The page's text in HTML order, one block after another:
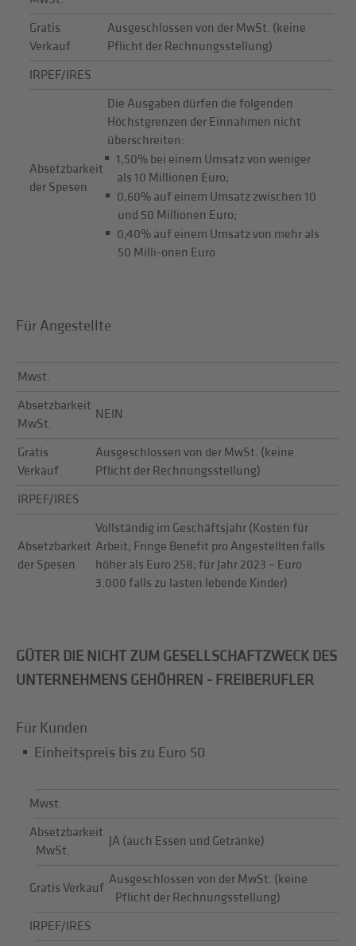
Gratis
Verkauf
Ausgeschlossen von der MwSt. (keine
Pflicht der Rechnungsstellung)
IRPEF/IRES
Absetzbarkeit
der Spesen
Die Ausgaben dürfen die folgenden
Höchstgrenzen der Einnahmen nicht
überschreiten:
1,50% bei einem Umsatz von weniger
als 10 Millionen Euro;
0,60% auf einem Umsatz zwischen 10
und 50 Millionen Euro;
0,40% auf einem Umsatz von mehr als
50 Milli-onen Euro
Für Angestellte
Mwst.
Absetzbarkeit
MwSt.
NEIN
Gratis
Verkauf
Ausgeschlossen von der MwSt. (keine
Pflicht der Rechnungsstellung)
IRPEF/IRES
Absetzbarkeit
der Spesen
Vollständig im Geschäftsjahr (Kosten für
Arbeit; Fringe Benefit pro Angestellten falls
höher als Euro 258; für Jahr 2023 – Euro
3.000 falls zu lasten lebende Kinder)
GÜTER DIE NICHT ZUM GESELLSCHAFTZWECK DES
UNTERNEHMENS GEHÖHREN - FREIBERUFLER
Für Kunden
Einheitspreis bis zu Euro 50
Mwst.
Absetzbarkeit
MwSt.
JA (auch Essen und Getränke)
Gratis Verkauf
Ausgeschlossen von der MwSt. (keine
Pflicht der Rechnungsstellung)
IRPEF/IRES